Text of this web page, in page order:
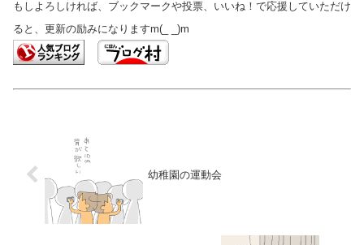
もしよろしければ、ブックマークや投票、いいね！で応援していただけ
ると、更新の励みになりますm(_ _)m
幼稚園の運動会